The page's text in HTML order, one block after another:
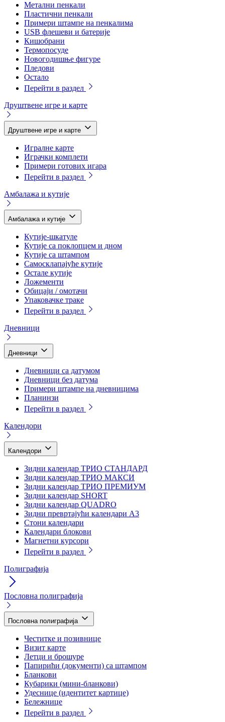
Метални пенкали
Пластични пенкали
Примери штампе на пенкалима
USB флешеви и батерије
Кишобрани
Термопосуде
Новогодишње фигуре
Пледови
Остало
Перейти в раздел
Друштвене игре и карте
Друштвене игре и карте
Игралне карте
Играчки комплети
Примери готових игара
Перейти в раздел
Амбалажа и кутије
Амбалажа и кутије
Кутије-шкатуле
Кутије са поклопцем и дном
Кутије са штампом
Самосклапајуће кутије
Остале кутије
Ложементи
Обицаји / омотачи
Упаковачке траке
Перейти в раздел
Дневници
Дневници
Дневници са датумом
Дневници без датума
Примери штампе на дневницима
Планинзи
Перейти в раздел
Календори
Календори
Зидни календар ТРИО СТАНДАРД
Зидни календар ТРИО МАКСИ
Зидни календар ТРИО ПРЕМИУМ
Зидни календар SHORT
Зидни календар QUADRO
Зидни превртајући календари А3
Стони календари
Календари блокови
Магнетни курсори
Перейти в раздел
Полиграфија
Пословна полиграфија
Пословна полиграфија
Честитке и позивнице
Визит карте
Летци и брошуре
Папирићи (документи) са штампом
Бланкови
Кубарики (мини-бланкови)
Удеснице (идентитет картице)
Бележнице
Перейти в раздел